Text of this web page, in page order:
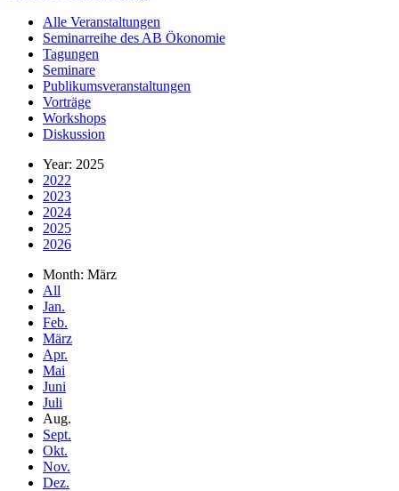
Alle Veranstaltungen
Seminarreihe des AB Ökonomie
Tagungen
Seminare
Publikumsveranstaltungen
Vorträge
Workshops
Diskussion
Year: 2025
2022
2023
2024
2025
2026
Month: März
All
Jan.
Feb.
März
Apr.
Mai
Juni
Juli
Aug.
Sept.
Okt.
Nov.
Dez.